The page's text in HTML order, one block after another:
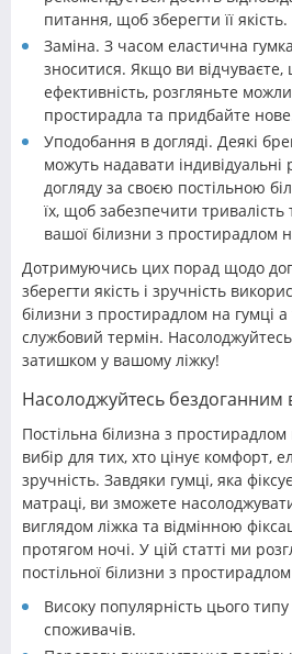
питання, щоб зберегти її якість.
Заміна. З часом еластична
зноситися. Якщо ви
ефективність, розгляньте
простирадла та придбайте
Уподобання в догляді. Деякі
можуть надавати
догляду за своєю постільною
їх, щоб забезпечити тривалість
вашої білизни з простирадлом
Дотримуючись цих порад щодо
зберегти якість і зручність
білизни з простирадлом на гумці
службовий термін.
затишком у вашому ліжку!
Насолоджуйтесь бездоганним
Постільна білизна з
вибір для тих, хто цінує комфорт,
зручність. Завдяки гумці, яка
матраці, ви зможете
виглядом ліжка та відмінною
протягом ночі. У цій статті ми
постільної білизни з
Високу популярність цього
споживачів.